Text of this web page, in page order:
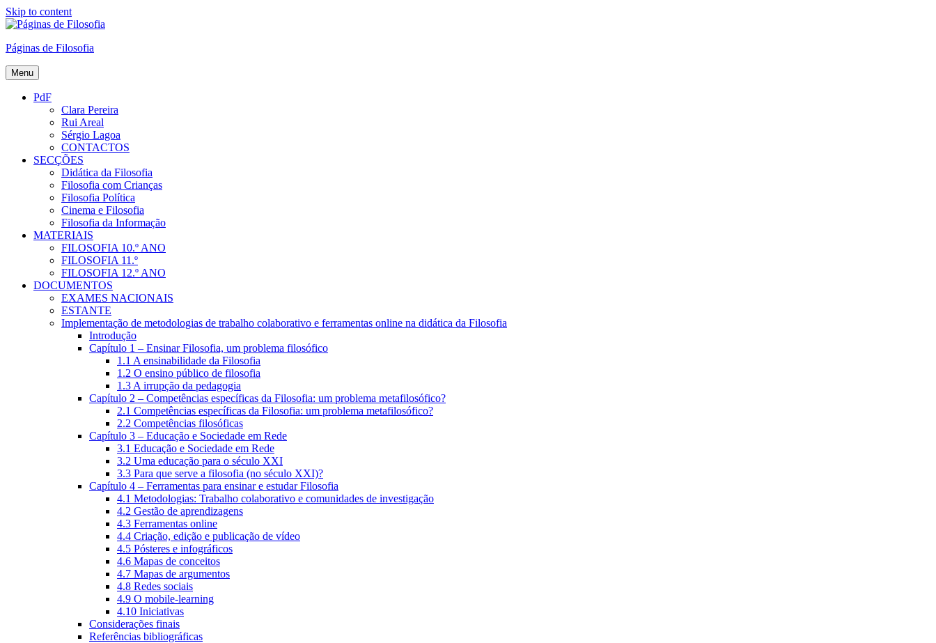
Skip to content
Páginas de Filosofia
Menu
PdF
Clara Pereira
Rui Areal
Sérgio Lagoa
CONTACTOS
SECÇÕES
Didática da Filosofia
Filosofia com Crianças
Filosofia Política
Cinema e Filosofia
Filosofia da Informação
MATERIAIS
FILOSOFIA 10.º ANO
FILOSOFIA 11.º
FILOSOFIA 12.º ANO
DOCUMENTOS
EXAMES NACIONAIS
ESTANTE
Implementação de metodologias de trabalho colaborativo e ferramentas online na didática da Filosofia
Introdução
Capítulo 1 – Ensinar Filosofia, um problema filosófico
1.1 A ensinabilidade da Filosofia
1.2 O ensino público de filosofia
1.3 A irrupção da pedagogia
Capítulo 2 – Competências específicas da Filosofia: um problema metafilosófico?
2.1 Competências específicas da Filosofia: um problema metafilosófico?
2.2 Competências filosóficas
Capítulo 3 – Educação e Sociedade em Rede
3.1 Educação e Sociedade em Rede
3.2 Uma educação para o século XXI
3.3 Para que serve a filosofia (no século XXI)?
Capítulo 4 – Ferramentas para ensinar e estudar Filosofia
4.1 Metodologias: Trabalho colaborativo e comunidades de investigação
4.2 Gestão de aprendizagens
4.3 Ferramentas online
4.4 Criação, edição e publicação de vídeo
4.5 Pósteres e infográficos
4.6 Mapas de conceitos
4.7 Mapas de argumentos
4.8 Redes sociais
4.9 O mobile-learning
4.10 Iniciativas
Considerações finais
Referências bibliográficas